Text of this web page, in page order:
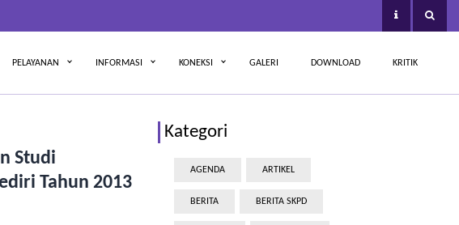
PELAYANAN INFORMASI KONEKSI GALERI DOWNLOAD KRITIK
Studi
Tahun 2013
Kategori
AGENDA ARTIKEL
BERITA BERITA SKPD